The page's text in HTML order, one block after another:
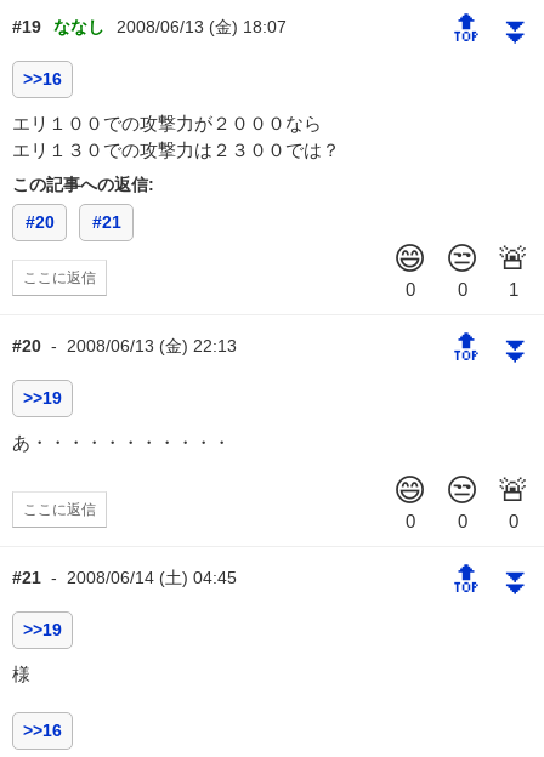
#19 ななし 2008/06/13 (金) 18:07 🔝 ⏬
>>16
エリ１００での攻撃力が２０００なら
エリ１３０での攻撃力は２３００では？
この記事への返信:
#20
#21
ここに返信
#20 - 2008/06/13 (金) 22:13 🔝 ⏬
>>19
あ・・・・・・・・・・・
ここに返信
#21 - 2008/06/14 (土) 04:45 🔝 ⏬
>>19
様
>>16